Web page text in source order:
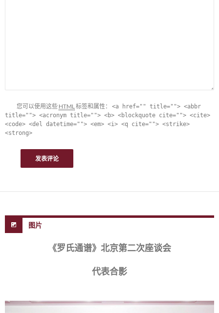
您可以使用这些 HTML标签和属性： <a href="" title=""> <abbr
title=""> <acronym title=""> <b> <blockquote cite=""> <cite>
<code> <del datetime=""> <em> <i> <q cite=""> <strike>
<strong>
图片
《罗氏通谱》北京第二次座谈会
代表合影